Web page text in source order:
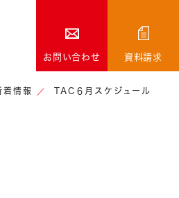
お問い合わせ
資料請求
着情報 TAC６月スケジュール